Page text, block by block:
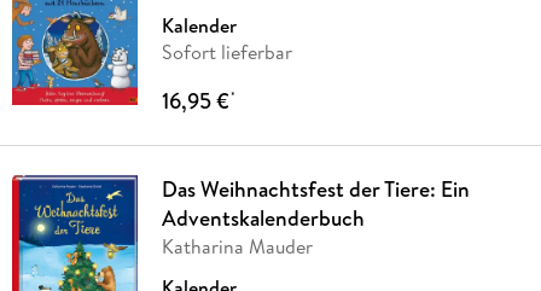
Kalender
Sofort lieferbar
16,95 €*
Das Weihnachtsfest der Tiere: Ein
Adventskalenderbuch
Katharina Mauder